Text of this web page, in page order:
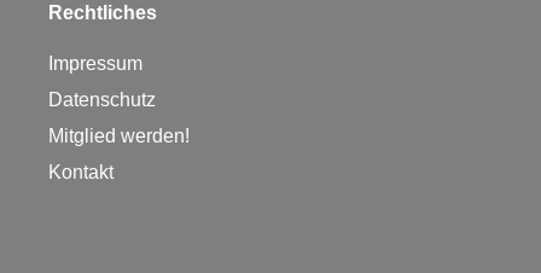
Rechtliches
Impressum
Datenschutz
Mitglied werden!
Kontakt